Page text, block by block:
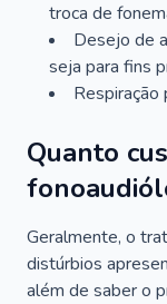
troca de
Desejo de
seja para fins
Respiração
Quanto
Geralmente, o
distúrbios
além de saber o